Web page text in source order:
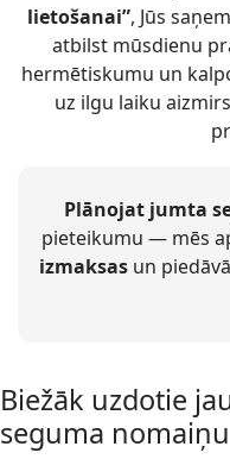
lietošanai”, Jūs
atbilst mūsdienu
hermētiskumu un
uz ilgu laiku
Plānojat jumta
pieteikumu — mēs
izmaksas un
Biežāk uzdotie
seguma nomaiņu